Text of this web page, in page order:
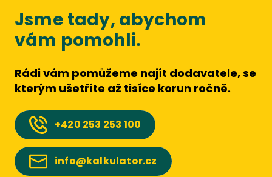
Jsme tady, abychom
vám pomohli.
Rádi vám pomůžeme najít dodavatele, se
kterým ušetříte až tisíce korun ročně.
+420 253 253 100
info@kalkulator.cz